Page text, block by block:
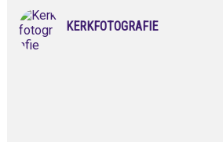
KERKFOTOGRAFIE